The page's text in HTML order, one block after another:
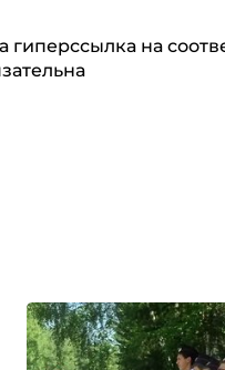
гиперссылка на